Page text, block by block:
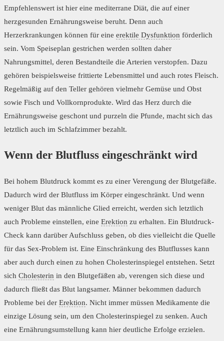
Empfehlenswert ist hier eine mediterrane Diät, die auf einer
herzgesunden Ernährungsweise beruht. Denn auch
Herzerkrankungen können für eine erektile Dysfunktion förderlich
sein. Vom Speiseplan gestrichen werden sollten daher
Nahrungsmittel, deren Bestandteile die Arterien verstopfen. Dazu
gehören beispielsweise frittierte Lebensmittel und auch rotes Fleisch.
Regelmäßig auf den Teller gehören vielmehr Gemüse und Obst
sowie Fisch und Vollkornprodukte. Wird das Herz durch die
Ernährungsweise geschont und purzeln die Pfunde, macht sich das
letztlich auch im Schlafzimmer bezahlt.
Wenn der Blutfluss eingeschränkt wird
Bei hohem Blutdruck kommt es zu einer Verengung der Blutgefäße.
Dadurch wird der Blutfluss im Körper eingeschränkt. Und wenn
weniger Blut das männliche Glied erreicht, werden sich letztlich
auch Probleme einstellen, eine Erektion zu erhalten. Ein Blutdruck-
Check kann darüber Aufschluss geben, ob dies vielleicht die Quelle
für das Sex-Problem ist. Eine Einschränkung des Blutflusses kann
aber auch durch einen zu hohen Cholesterinspiegel entstehen. Setzt
sich Cholesterin in den Blutgefäßen ab, verengen sich diese und
dadurch fließt das Blut langsamer. Männer bekommen dadurch
Probleme bei der Erektion. Nicht immer müssen Medikamente die
einzige Lösung sein, um den Cholesterinspiegel zu senken. Auch
eine Ernährungsumstellung kann hier deutliche Erfolge erzielen.